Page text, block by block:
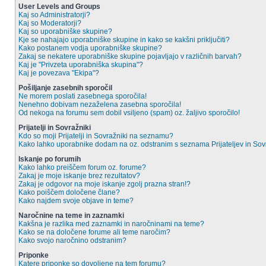
User Levels and Groups
Kaj so Administratorji?
Kaj so Moderatorji?
Kaj so uporabniške skupine?
Kje se nahajajo uporabniške skupine in kako se kakšni priključiti?
Kako postanem vodja uporabniške skupine?
Zakaj se nekatere uporabniške skupine pojavljajo v različnih barvah?
Kaj je "Privzeta uporabniška skupina"?
Kaj je povezava "Ekipa"?
Pošiljanje zasebnih sporočil
Ne morem poslati zasebnega sporočila!
Nenehno dobivam nezaželena zasebna sporočila!
Od nekoga na forumu sem dobil vsiljeno (spam) oz. žaljivo sporočilo!
Prijatelji in Sovražniki
Kdo so moji Prijatelji in Sovražniki na seznamu?
Kako lahko uporabnike dodam na oz. odstranim s seznama Prijateljev in
Iskanje po forumih
Kako lahko preiščem forum oz. forume?
Zakaj je moje iskanje brez rezultatov?
Zakaj je odgovor na moje iskanje zgolj prazna stran!?
Kako poiščem določene člane?
Kako najdem svoje objave in teme?
Naročnine na teme in zaznamki
Kakšna je razlika med zaznamki in naročninami na teme?
Kako se na določene forume ali teme naročim?
Kako svojo naročnino odstranim?
Priponke
Katere priponke so dovoljene na tem forumu?